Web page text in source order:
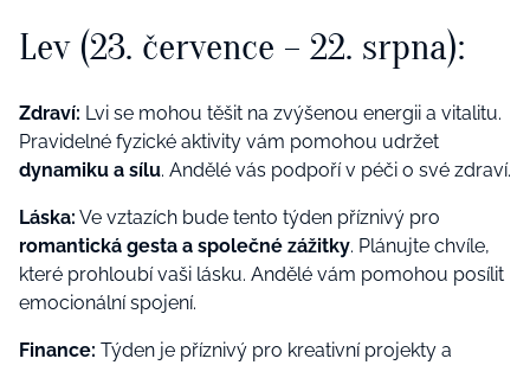
Lev (23. července – 22. srpna):
Zdraví: Lvi se mohou těšit na zvýšenou energii a vitalitu.
Pravidelné fyzické aktivity vám pomohou udržet
dynamiku a sílu. Andělé vás podpoří v péči o své zdraví.
Láska: Ve vztazích bude tento týden příznivý pro
romantická gesta a společné zážitky. Plánujte chvíle,
které prohloubí vaši lásku. Andělé vám pomohou posílit
emocionální spojení.
Finance: Týden je příznivý pro kreativní projekty a